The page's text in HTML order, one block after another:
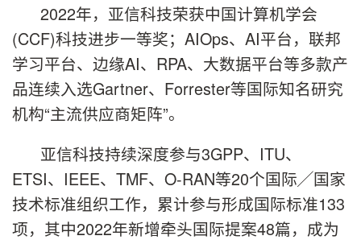
2022年，亚信科技荣获中国计算机学会
(CCF)科技进步一等奖；AIOps、AI平台，联邦
学习平台、边缘AI、RPA、大数据平台等多款产
品连续入选Gartner、Forrester等国际知名研究
机构“主流供应商矩阵”。
亚信科技持续深度参与3GPP、ITU、
ETSI、IEEE、TMF、O-RAN等20个国际╱国家
技术标准组织工作，累计参与形成国际标准133
项，其中2022年新增牵头国际提案48篇，成为